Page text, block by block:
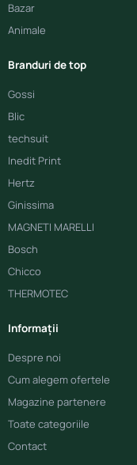
Bazar
Animale
Branduri de top
Gossi
Blic
techsuit
Inedit Print
Hertz
Ginissima
MAGNETI MARELLI
Bosch
Chicco
THERMOTEC
Informații
Despre noi
Cum alegem ofertele
Magazine partenere
Toate categoriile
Contact